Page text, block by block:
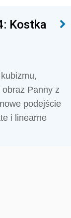
Kostka
obraz Panny z
podejście
i linearne